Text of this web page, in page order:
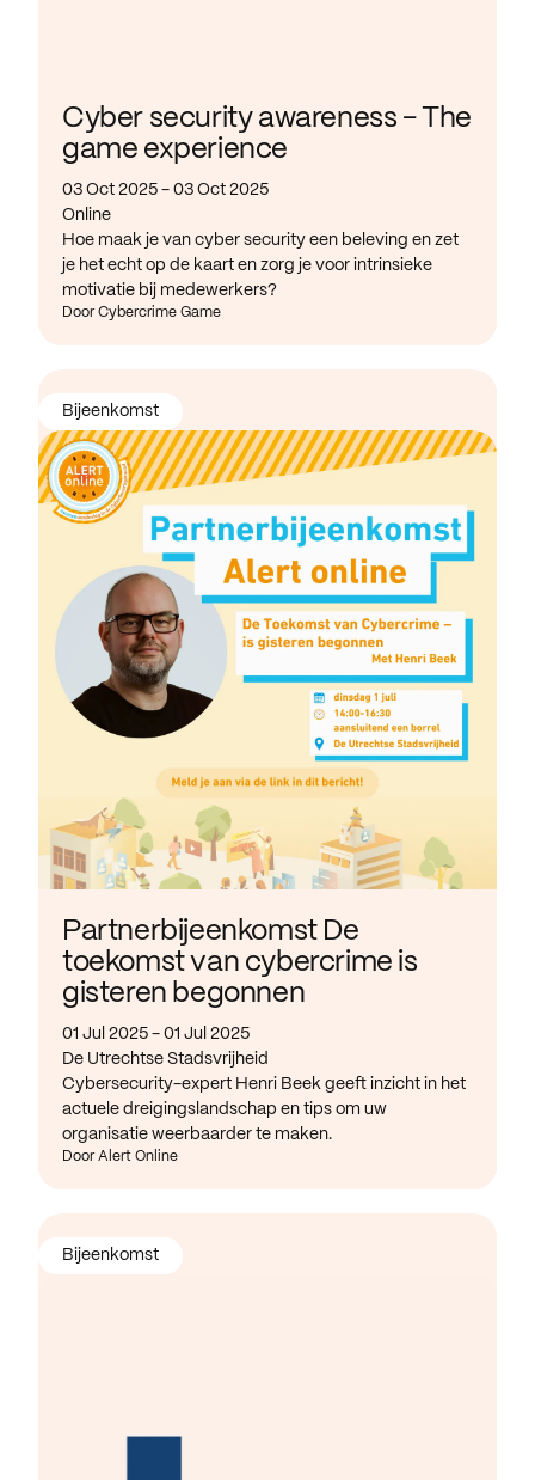
Cyber security awareness - The
game experience
03 Oct 2025 - 03 Oct 2025
Online
Hoe maak je van cyber security een beleving en zet
je het echt op de kaart en zorg je voor intrinsieke
motivatie bij medewerkers?
Door Cybercrime Game
Partnerbijeenkomst De
toekomst van cybercrime is
gisteren begonnen
01 Jul 2025 - 01 Jul 2025
De Utrechtse Stadsvrijheid
Cybersecurity-expert Henri Beek geeft inzicht in het
actuele dreigingslandschap en tips om uw
organisatie weerbaarder te maken.
Door Alert Online
Bijeenkomst
Bijeenkomst